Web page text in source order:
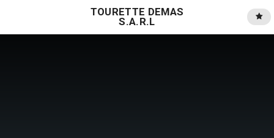
TOURETTE DEMAS
S.A.R.L